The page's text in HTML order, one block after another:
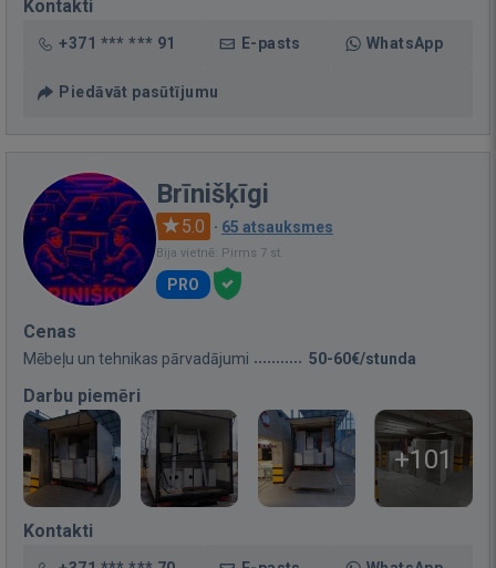
Kontakti
+371 *** *** 91 E-pasts WhatsApp
Piedāvāt pasūtījumu
Brīnišķīgi
5.0 · 65 atsauksmes
Bija vietnē: Pirms 7 st.
PRO
Cenas
Mēbeļu un tehnikas pārvadājumi 50-60€/stunda
Darbu piemēri
+101
Kontakti